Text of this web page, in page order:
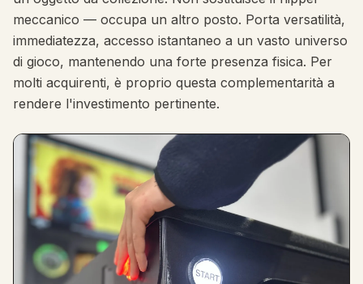
meccanico — occupa un altro posto. Porta versatilità,
immediatezza, accesso istantaneo a un vasto universo
di gioco, mantenendo una forte presenza fisica. Per
molti acquirenti, è proprio questa complementarità a
rendere l'investimento pertinente.